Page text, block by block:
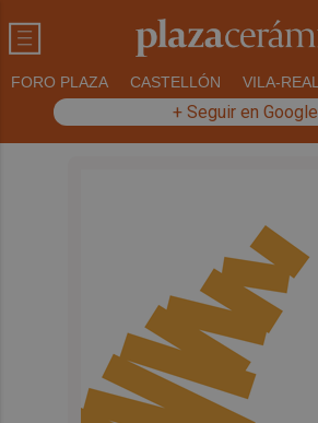
FORO PLAZA CASTELLÓN VILA-REAL
+ Seguir en Google